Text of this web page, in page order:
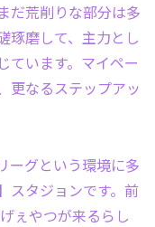
だ荒削りな部分は多
琢磨して、主力とし
ています。マイペー
更なるステップアッ
ーグという環境に多
スタジョンです。前
ぇやつが来るらし